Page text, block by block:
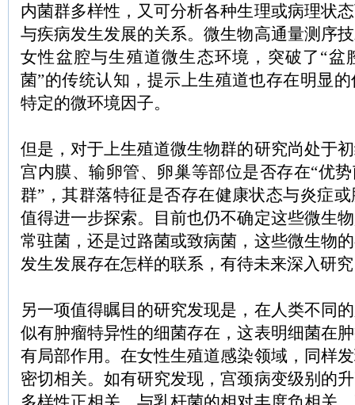
内菌群多样性，又可分析各种生理或病理状
与疾病发生发展的关系。微生物高通量测序
女性盆腔与生殖道微生态环境，突破了“盆
菌”的传统认知，提示上生殖道也存在明显
特定的微环境因子。
但是，对于上生殖道微生物群的研究尚处于
宫内膜、输卵管、卵巢等部位是否存在“优
群”，其群落特征是否存在健康状态与炎症
值得进一步探索。目前也仍不确定这些微生
常驻菌，还是过路菌或致病菌，这些微生物
发生发展存在怎样的联系，有待未来深入研
另一项值得瞩目的研究发现是，在人类不同
似有肿瘤特异性的细菌存在，这表明细菌在
有局部作用。在女性生殖道感染领域，同样
密切相关。如有研究发现，宫颈病变级别的